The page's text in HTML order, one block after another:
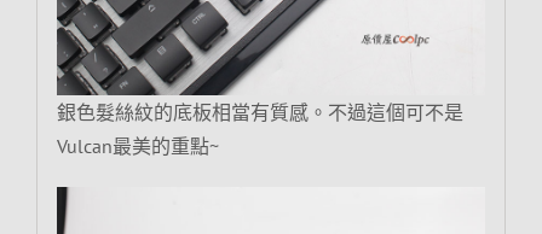
銀色髮絲紋的底板相當有質感。不過這個可不是
Vulcan最美的重點~